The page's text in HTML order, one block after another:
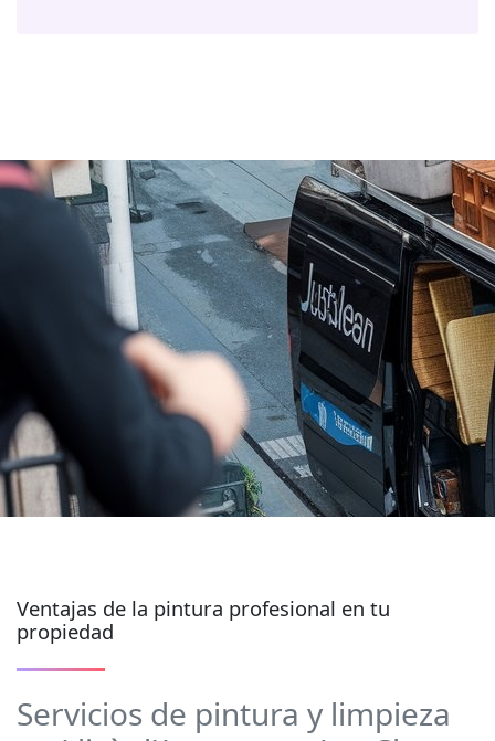
Ventajas de la pintura profesional en tu
propiedad
Servicios de pintura y limpieza